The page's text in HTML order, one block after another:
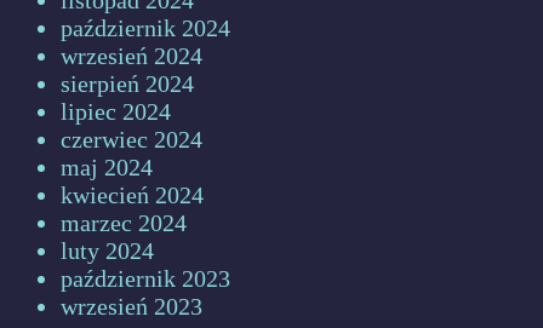
październik 2024
wrzesień 2024
sierpień 2024
lipiec 2024
czerwiec 2024
maj 2024
kwiecień 2024
marzec 2024
luty 2024
październik 2023
wrzesień 2023